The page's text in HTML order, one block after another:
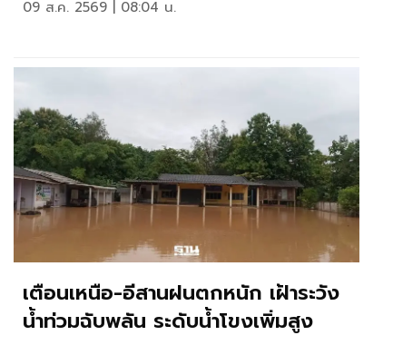
09 ส.ค. 2569 | 08:04 น.
เตือนเหนือ-อีสานฝนตกหนัก เฝ้าระวัง
น้ำท่วมฉับพลัน ระดับน้ำโขงเพิ่มสูง